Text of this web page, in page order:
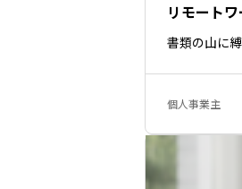
リモート
書類の山に
個人事業主